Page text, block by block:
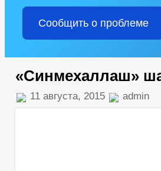
Сообщить о проблеме
«Синмехаллаш»
11 августа, 2015 admin